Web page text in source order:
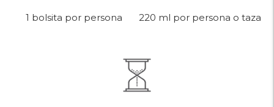
1 bolsita por persona 220 ml por persona o taza